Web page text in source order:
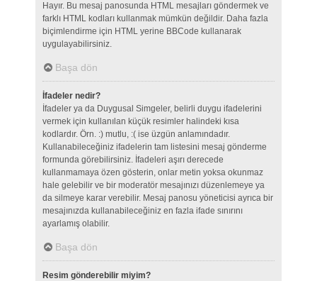
Hayır. Bu mesaj panosunda HTML mesajları göndermek ve
farklı HTML kodları kullanmak mümkün değildir. Daha fazla
biçimlendirme için HTML yerine BBCode kullanarak
uygulayabilirsiniz.
Başa dön
İfadeler nedir?
İfadeler ya da Duygusal Simgeler, belirli duygu ifadelerini
vermek için kullanılan küçük resimler halindeki kısa
kodlardır. Örn. :) mutlu, :( ise üzgün anlamındadır.
Kullanabileceğiniz ifadelerin tam listesini mesaj gönderme
formunda görebilirsiniz. İfadeleri aşırı derecede
kullanmamaya özen gösterin, onlar metin yoksa okunmaz
hale gelebilir ve bir moderatör mesajınızı düzenlemeye ya
da silmeye karar verebilir. Mesaj panosu yöneticisi ayrıca bir
mesajınızda kullanabileceğiniz en fazla ifade sınırını
ayarlamış olabilir.
Başa dön
Resim gönderebilir miyim?